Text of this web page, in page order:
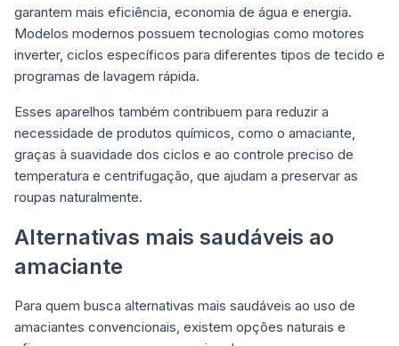
garantem mais eficiência, economia de água e energia.
Modelos modernos possuem tecnologias como motores
inverter, ciclos específicos para diferentes tipos de tecido e
programas de lavagem rápida.
Esses aparelhos também contribuem para reduzir a
necessidade de produtos químicos, como o amaciante,
graças à suavidade dos ciclos e ao controle preciso de
temperatura e centrifugação, que ajudam a preservar as
roupas naturalmente.
Alternativas mais saudáveis ao
amaciante
Para quem busca alternativas mais saudáveis ao uso de
amaciantes convencionais, existem opções naturais e